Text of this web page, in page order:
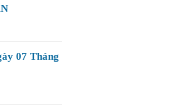
07 Tháng